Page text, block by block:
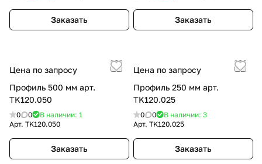
Заказать Заказать
Цена по запросу
Профиль 500 мм арт.
TK120.050
0 0
В наличии: 1
Арт. TK120.050
Заказать
Цена по запросу
Профиль 250 мм арт.
TK120.025
0 0
В наличии: 3
Арт. TK120.025
Заказать